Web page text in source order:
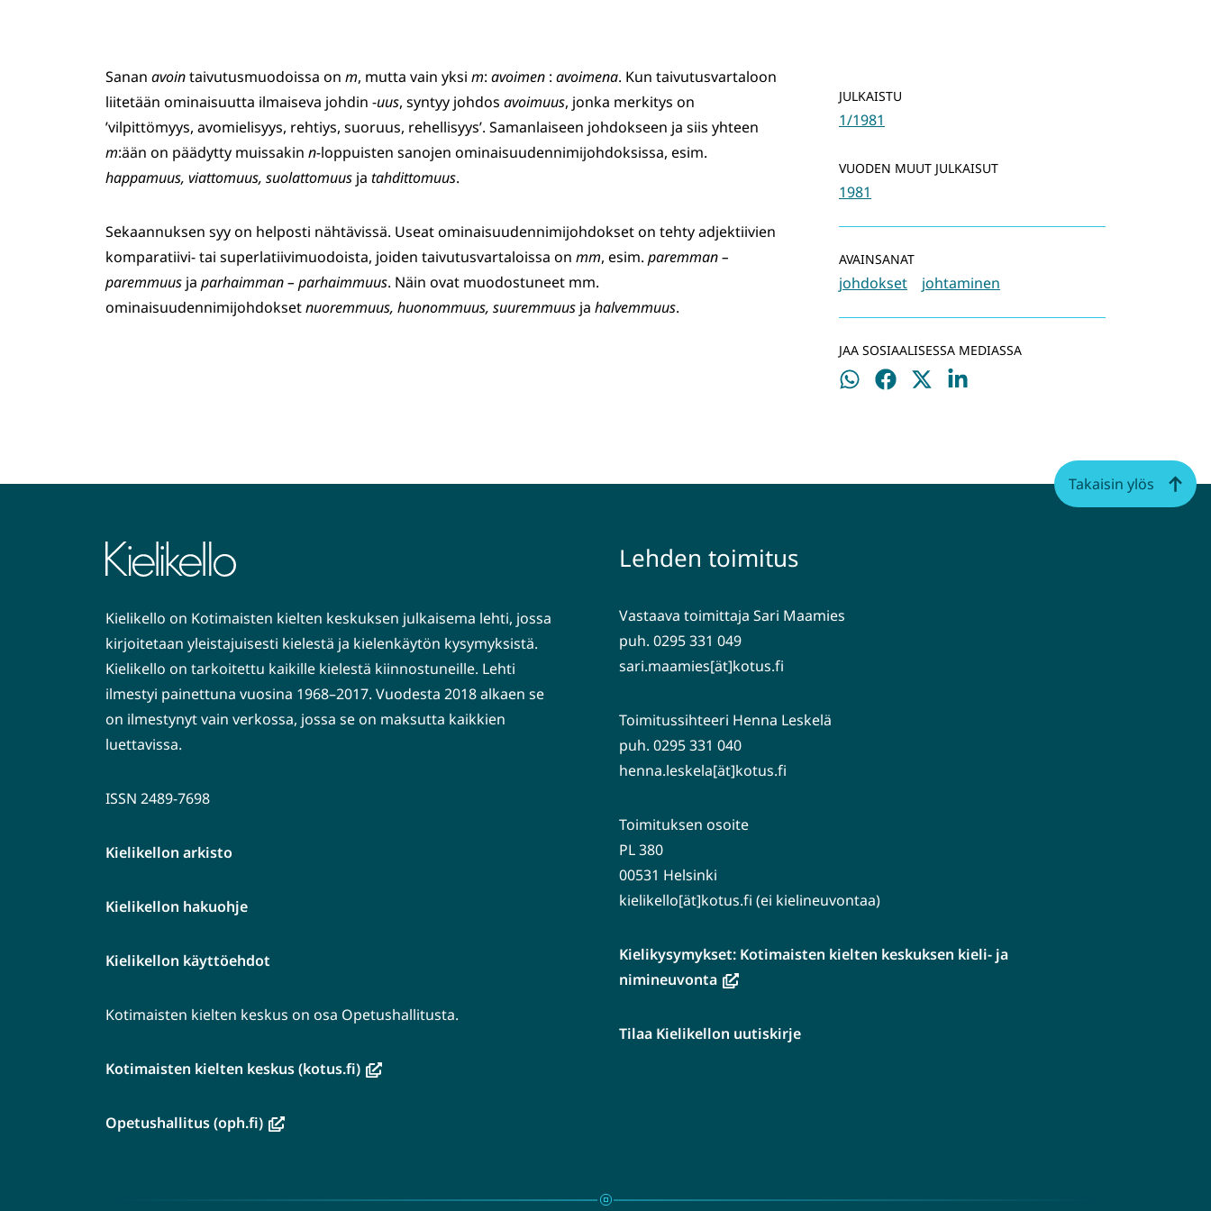
JULKAISTU
1/1981
VUODEN MUUT JULKAISUT
1981
AVAINSANAT
johdokset johtaminen
JAA SOSIAALISESSA MEDIASSA
Jaa
Jaa
Jaa
Jaa
Sanan avointaivutusmuodoissa on m, mutta vain yksi m: avoimen : avoimena. Kun taivutusvartaloon
liitetään ominaisuutta ilmaiseva johdin -uus, syntyy johdos avoimuus, jonka merkitys on
’vilpittömyys, avomielisyys, rehtiys, suoruus, rehellisyys’. Samanlaiseen johdokseen ja siis yhteen
m:ään on päädytty muissakin n-loppuisten sanojen ominaisuudennimijohdoksissa, esim.
happamuus, viattomuus, suolattomuus ja tahdittomuus.
Sekaannuksen syy on helposti nähtävissä. Useat ominaisuudennimijohdokset on tehty adjektiivien
komparatiivi- tai superlatiivimuodoista, joiden taivutusvartaloissa on mm, esim. paremman –
paremmuus ja parhaimman – parhaimmuus. Näin ovat muodostuneet mm.
ominaisuudennimijohdoksetnuoremmuus, huonommuus, suuremmuus ja halvemmuus.
Kielikello on Kotimaisten kielten keskuksen julkaisema lehti, jossa
kirjoitetaan yleistajuisesti kielestä ja kielenkäytön kysymyksistä.
Kielikello on tarkoitettu kaikille kielestä kiinnostuneille. Lehti
ilmestyi painettuna vuosina 1968–2017. Vuodesta 2018 alkaen se
on ilmestynyt vain verkossa, jossa se on maksutta kaikkien
luettavissa.
ISSN 2489-7698
Kielikellon arkisto
Kielikellon hakuohje
Kielikellon käyttöehdot
Kotimaisten kielten keskus on osa Opetushallitusta.
Kotimaisten kielten keskus (kotus.fi)(avautuu
Opetushallitus (oph.fi)(avautuu
siirryt
Lehden toimitus
Vastaava toimittaja Sari Maamies
puh. 0295 331 049
sari.maamies[ät]kotus.fi
Toimitussihteeri Henna Leskelä
puh. 0295 331 040
henna.leskela[ät]kotus.fi
Toimituksen osoite
PL 380
00531 Helsinki
kielikello[ät]kotus.fi (ei kielineuvontaa)
Kielikysymykset: Kotimaisten kielten keskuksen kieli- ja
nimineuvonta(avautuu
ikkunaan,
Tilaa Kielikellon uutiskirje
Takaisin ylös